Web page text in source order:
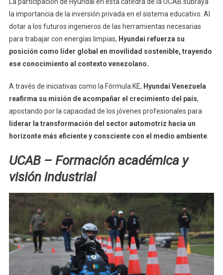
la importancia de la inversión privada en el sistema educativo. Al
dotar a los futuros ingenieros de las herramientas necesarias
para trabajar con energías limpias, Hyundai refuerza su
posición como líder global en movilidad sostenible, trayendo
ese conocimiento al contexto venezolano.
A través de iniciativas como la Fórmula KE, Hyundai Venezuela
reafirma su misión de acompañar el crecimiento del país,
apostando por la capacidad de los jóvenes profesionales para
liderar la transformación del sector automotriz hacia un
horizonte más eficiente y consciente con el medio ambiente.
UCAB – Formación académica y
visión industrial